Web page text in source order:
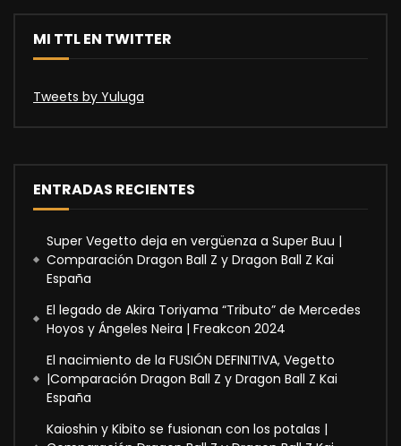
MI TTL EN TWITTER
Tweets by Yuluga
ENTRADAS RECIENTES
Super Vegetto deja en vergüenza a Super Buu |
Comparación Dragon Ball Z y Dragon Ball Z Kai
España
El legado de Akira Toriyama “Tributo” de Mercedes
Hoyos y Ángeles Neira | Freakcon 2024
El nacimiento de la FUSIÓN DEFINITIVA, Vegetto
|Comparación Dragon Ball Z y Dragon Ball Z Kai
España
Kaioshin y Kibito se fusionan con los potalas |